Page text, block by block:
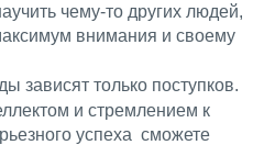
чему-то других людей,
внимания и своему
зависят только поступков.
и стремлением к
успеха сможете